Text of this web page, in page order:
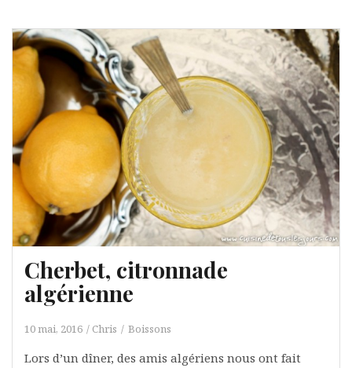
Cherbet, citronnade
algérienne
10 mai, 2016 Chris Boissons
Lors d’un dîner, des amis algériens nous ont fait